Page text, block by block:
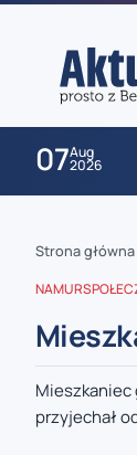
07Aug
2026
zaobserwuj nas
Strona główna
NAMUR
Mieszkaniec
przyjechał